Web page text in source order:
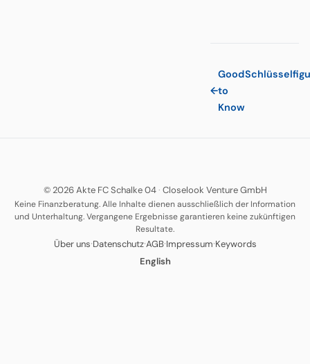
←
Good
to
Know
© 2026 Akte FC Schalke 04· Closelook Venture GmbH
Keine Finanzberatung. Alle Inhalte dienen ausschließlich der Information
und Unterhaltung. Vergangene Ergebnisse garantieren keine zukünftigen
Resultate.
Über uns·Datenschutz·AGB·Impressum·Keywords
English